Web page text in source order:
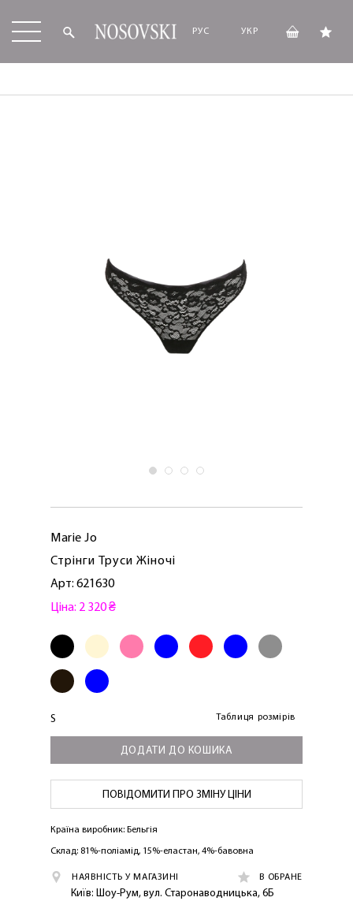
РУС УКР
Marie Jo
Стрінги Труси Жіночі
Арт: 621630
Ціна: 2 320 ₴
S Таблиця розмірів
ДОДАТИ ДО КОШИКА
ПОВІДОМИТИ ПРО ЗМІНУ ЦІНИ
Країна виробник: Бельгія
Склад: 81%-поліамід, 15%-еластан, 4%-бавовна
НАЯВНІСТЬ У МАГАЗИНІ В ОБРАНЕ
Київ: Шоу-Рум, вул. Старонаводницька, 6Б
ЛАСКАВО ПРОСИМО ДО
NOSOVSKI.COM! ПРИЙМІТЬ ВІД НАС